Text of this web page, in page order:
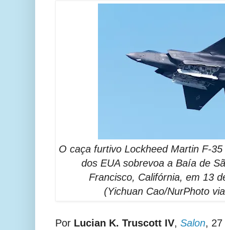
O caça furtivo Lockheed Martin F-
dos EUA sobrevoa a Baía de
Francisco, Califórnia, em 13
(Yichuan Cao/NurPhoto
Por Lucian K. Truscott IV, Salon, 27